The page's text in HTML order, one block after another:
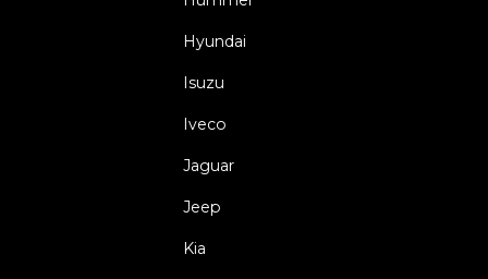
Hyundai
Isuzu
Iveco
Jaguar
Jeep
Kia